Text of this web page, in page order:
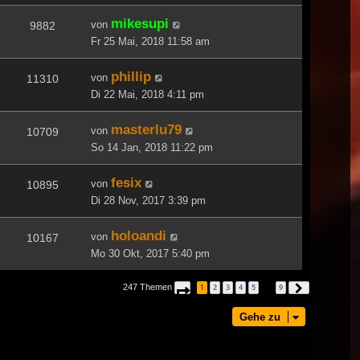
9882 von mikesupi
Fr 25 Mai, 2018 11:58 am
11310 von phillip
Di 22 Mai, 2018 4:11 pm
10709 von masterlu79
So 14 Jan, 2018 11:22 pm
10895 von fesix
Di 28 Nov, 2017 3:39 pm
10167 von holoandi
Mo 30 Okt, 2017 5:40 pm
247 Themen Seite von
1 2 3 4 5 9
Gehe zu